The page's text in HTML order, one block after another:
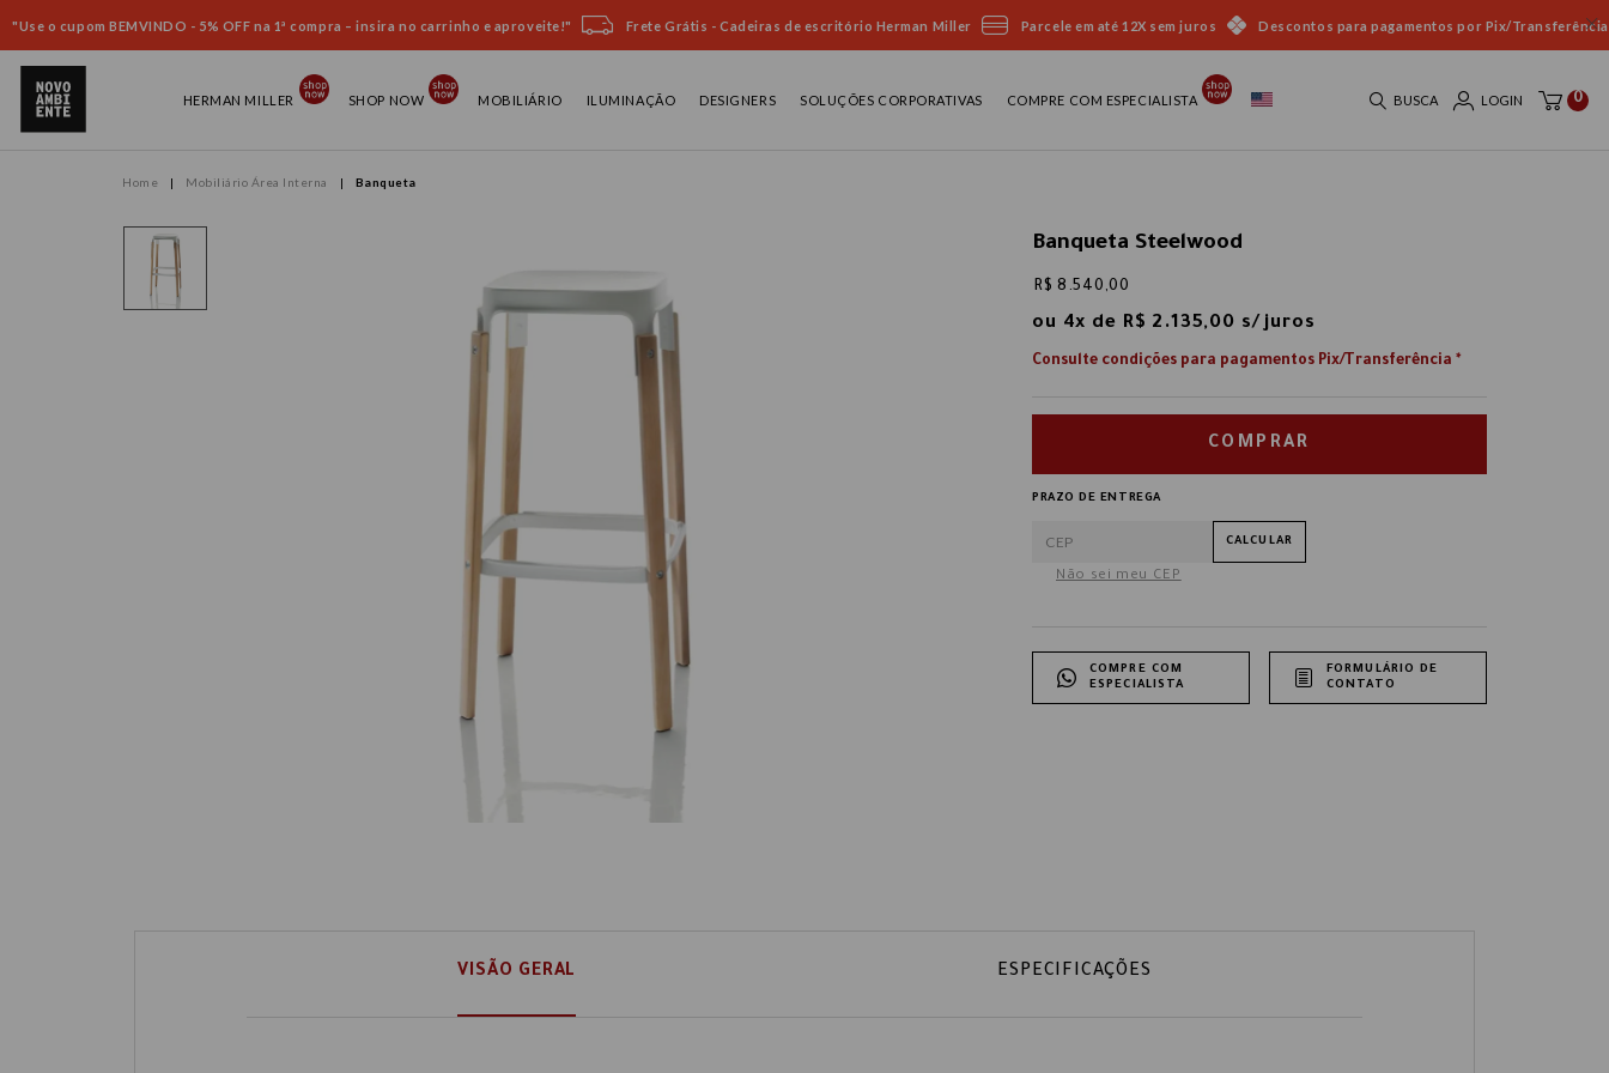
"Use o cupom BEMVINDO - 5% OFF na 1ª compra – insira no carrinho e aproveite!" Frete Grátis - Cadeiras de escritório Herman Miller Parcele em até 12X sem juros Descontos para pagamentos por Pix/Transferência
HERMAN MILLER SHOP NOW MOBILIÁRIO ILUMINAÇÃO DESIGNERS SOLUÇÕES CORPORATIVAS COMPRE COM ESPECIALISTA BUSCA LOGIN 0
Mobiliário Área Interna Banqueta
Banqueta Steelwood
R$ 8.540,00
ou 4x de R$ 2.135,00
COMPRAR
PRAZO DE ENTREGA
CALCULAR
Não sei meu CEP
COMPRE COM
ESPECIALISTA
FORMULÁRIO DE
CONTATO
VISÃO GERAL ESPECIFICAÇÕES